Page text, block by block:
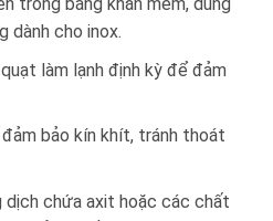
dành cho inox.
làm lạnh định kỳ để đảm
bảo kín khít, tránh thoát
dịch chứa axit hoặc các chất